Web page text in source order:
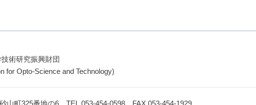
術研究振興財団
for Opto-Science and Technology)
山町325番地の6 TEL.053-454-0598 FAX.053-454-1929